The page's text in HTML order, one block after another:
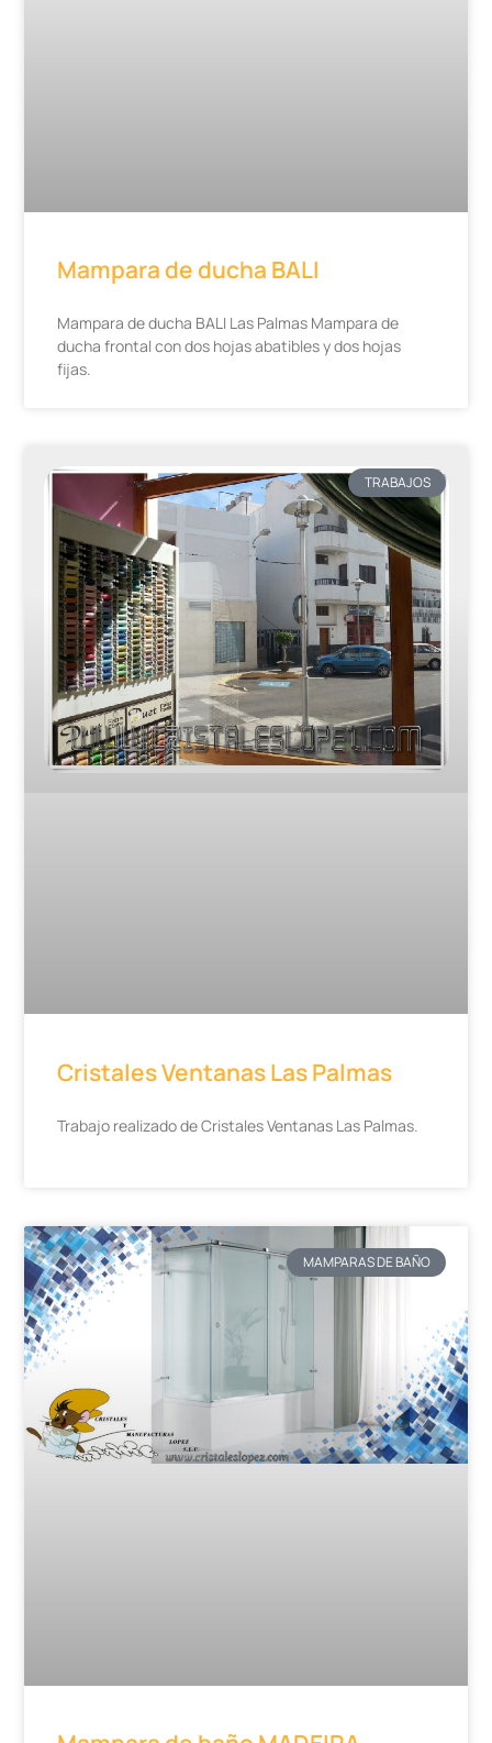
Mampara de ducha BALI
Mampara de ducha BALI Las Palmas Mampara de
ducha frontal con dos hojas abatibles y dos hojas
fijas.
TRABAJOS
Cristales Ventanas Las Palmas
Trabajo realizado de Cristales Ventanas Las Palmas.
MAMPARAS DE BAÑO